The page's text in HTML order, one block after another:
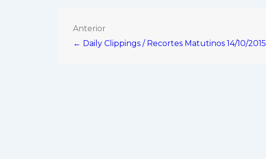
Navegación
de
Anterior
← Daily Clippings / Recortes Matutinos 14/10/2015